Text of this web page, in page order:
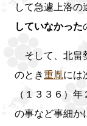
して急遽上洛
していなかった
そして、北畠
のとき重胤には
（１３３６）
の事など事細か